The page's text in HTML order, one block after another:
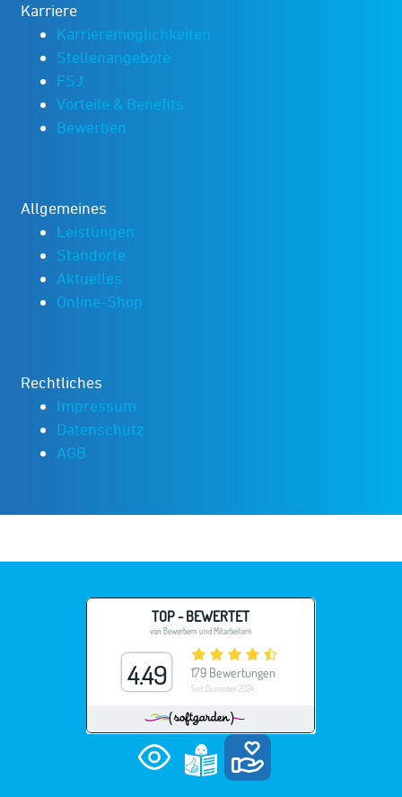
Karriere
Karrieremöglichkeiten
Stellenangebote
FSJ
Vorteile & Benefits
Bewerben
Allgemeines
Leistungen
Standorte
Aktuelles
Online-Shop
Rechtliches
Impressum
Datenschutz
AGB